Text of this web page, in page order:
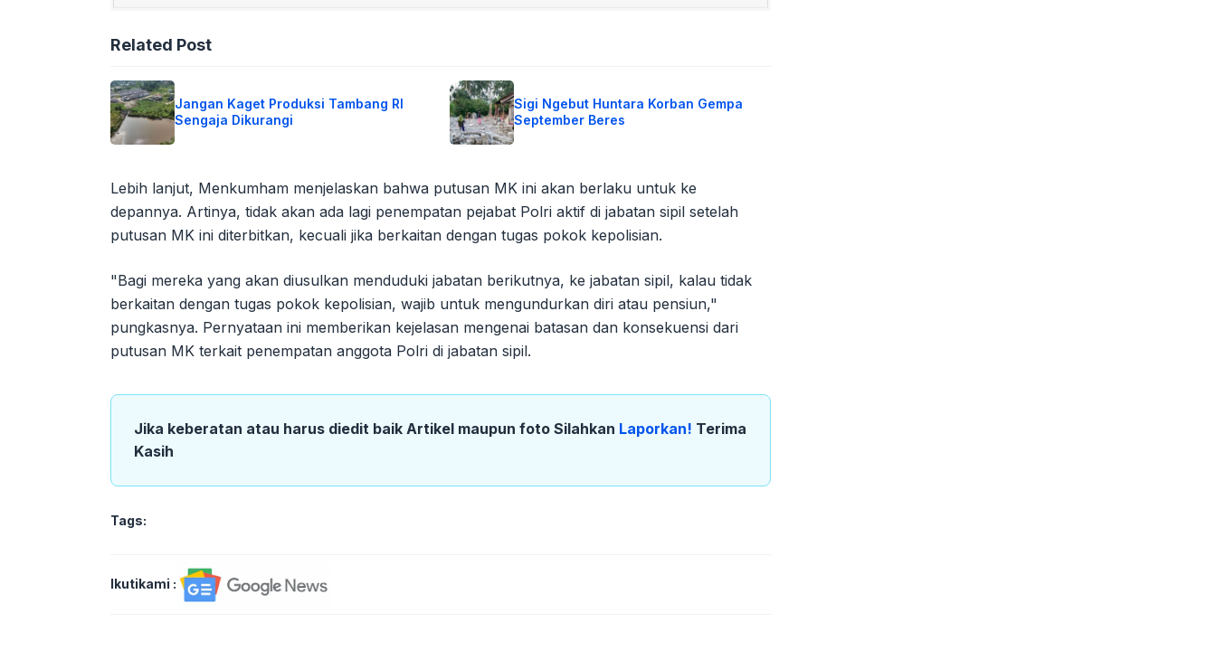
Related Post
Jangan Kaget Produksi Tambang RI
Sengaja Dikurangi
Sigi Ngebut Huntara Korban Gempa
September Beres
Lebih lanjut, Menkumham menjelaskan bahwa putusan MK ini akan berlaku untuk ke
depannya. Artinya, tidak akan ada lagi penempatan pejabat Polri aktif di jabatan sipil setelah
putusan MK ini diterbitkan, kecuali jika berkaitan dengan tugas pokok kepolisian.
"Bagi mereka yang akan diusulkan menduduki jabatan berikutnya, ke jabatan sipil, kalau tidak
berkaitan dengan tugas pokok kepolisian, wajib untuk mengundurkan diri atau pensiun,"
pungkasnya. Pernyataan ini memberikan kejelasan mengenai batasan dan konsekuensi dari
putusan MK terkait penempatan anggota Polri di jabatan sipil.
Jika keberatan atau harus diedit baik Artikel maupun foto Silahkan Laporkan! Terima
Kasih
Tags:
Ikutikami :